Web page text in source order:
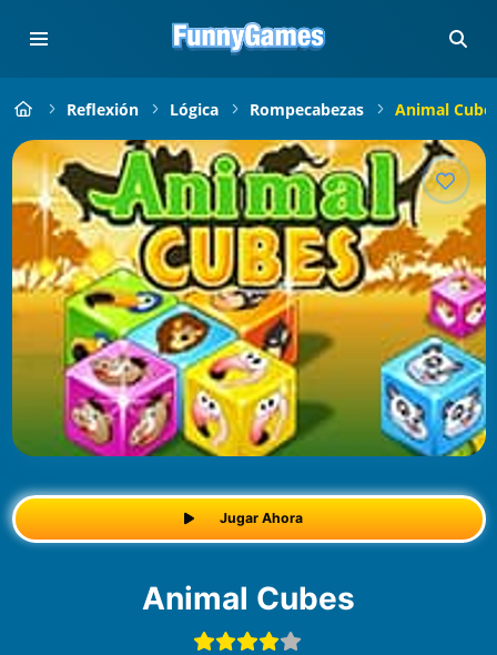
Reflexión Lógica Rompecabezas Animal
Jugar Ahora
Animal Cubes